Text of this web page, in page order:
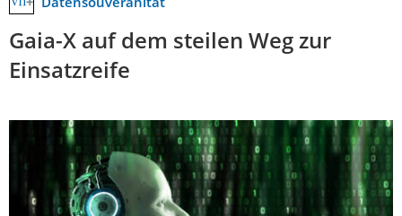
Gaia-X auf dem steilen Weg zur
Einsatzreife